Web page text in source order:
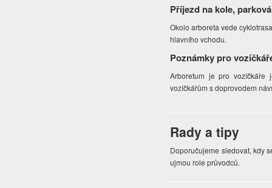
Příjezd na kole,
Okolo arboreta vede
hlavního vchodu.
Poznámky pro
Arboretum je pro vozíčkáře
vozíčkářům s doprovodem
Rady a tipy
Doporučujeme sledovat, kdy
ujmou role průvodců.